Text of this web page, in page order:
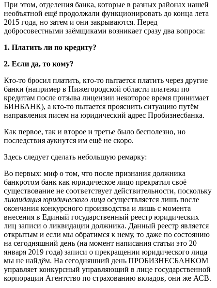
При этом, отделения банка, которые в разных районах нашей
необъятной ещё продолжали функционировать до конца лета
2015 года, но затем и они закрываются. Перед
добросовестными заёмщиками возникает сразу два вопроса:
1. Платить ли по кредиту?
2. Если да, то кому?
Кто-то бросил платить, кто-то пытается платить через другие
банки (например в Нижегородской области платежи по
кредитам после отзыва лицензии некоторое время принимает
БИНБАНК), а кто-то пытается прояснить ситуацию путём
направления писем на юридический адрес Пробизнесбанка.
Как первое, так и второе и третье было бесполезно, но
последствия аукнутся им ещё не скоро.
Здесь следует сделать небольшую ремарку:
Во первых: миф о том, что после признания должника
банкротом банк как юридическое лицо прекратил своё
существование не соответствует действительности, поскольку
ликвидация юридического лица осуществляется лишь после
окончания конкурсного производства и лишь с момента
внесения в Единый государственный реестр юридических
лиц записи о ликвидации должника. Данный реестр является
открытым и если мы обратимся к нему, то даже по состоянию
на сегодняшний день (на момент написания статьи это 20
января 2019 года) записи о прекращении юридического лица
мы не найдём. На сегодняшний день ПРОБИЗНЕСБАНКОМ
управляет конкурсный управляющий в лице государственной
корпорации Агентство по страхованию вкладов, они же АСВ.